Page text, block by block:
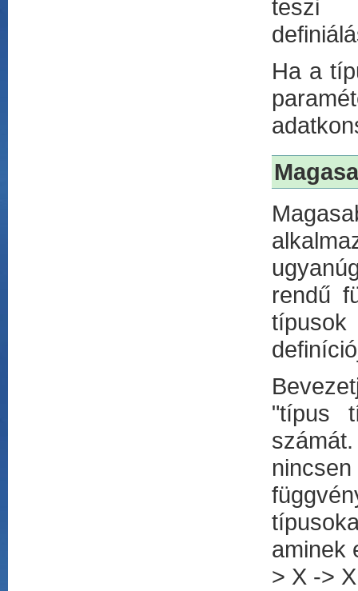
teszi
Ha a
rendű
"típus
aminek
> X ->